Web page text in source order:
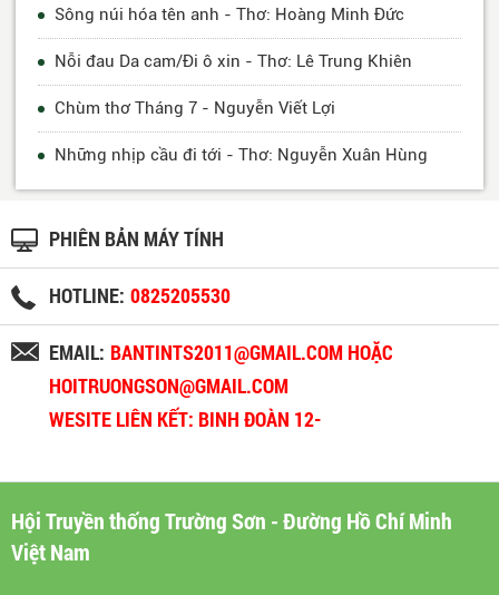
Sông núi hóa tên anh - Thơ: Hoàng Minh Đức
Nỗi đau Da cam/Đi ô xin - Thơ: Lê Trung Khiên
Chùm thơ Tháng 7 - Nguyễn Viết Lợi
Những nhịp cầu đi tới - Thơ: Nguyễn Xuân Hùng
PHIÊN BẢN MÁY TÍNH
HOTLINE: 0825205530
EMAIL: BANTINTS2011@GMAIL.COM HOẶC
HOITRUONGSON@GMAIL.COM
WESITE LIÊN KẾT: BINH ĐOÀN 12-
Hội Truyền thống Trường Sơn - Đường Hồ Chí Minh
Việt Nam